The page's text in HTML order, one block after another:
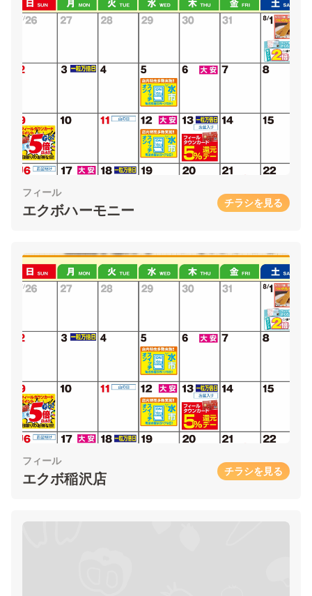
フィール
エクボハーモニー チラシを見る
フィール
エクボ稲沢店 チラシを見る